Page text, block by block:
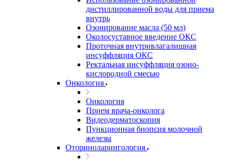
дистиллированной воды для приема
внутрь
Озонирование масла (50 мл)
Околосуставное введение ОКС
Проточная внутривлагалищная
инсуффляция ОКС
Ректальная инсуффляция озоно-
кислородной смесью
Онкология
Онкология
Прием врача-онколога
Видеодерматоскопия
Пункционная биопсия молочной
железы
Оториноларингология